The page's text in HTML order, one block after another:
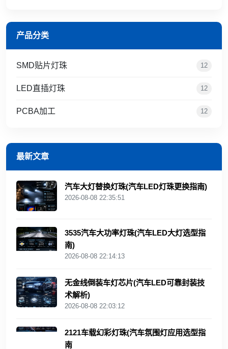
产品分类
SMD贴片灯珠 12
LED直插灯珠 12
PCBA加工 12
最新文章
汽车大灯替换灯珠(汽车LED灯珠更换指南)
2026-08-08 22:35:51
3535汽车大功率灯珠(汽车LED大灯选型指
南)
2026-08-08 22:14:13
无金线倒装车灯芯片(汽车LED可靠封装技
术解析)
2026-08-08 22:03:12
2121车载幻彩灯珠(汽车氛围灯应用选型指
南